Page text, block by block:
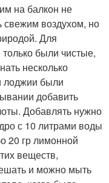
на балкон не
свежим воздухом, но
Для
были чистые,
несколько
лоджии были
добавить
Добавлять нужно
с 10 литрами воды
20 гр лимонной
веществ,
и можно мыть